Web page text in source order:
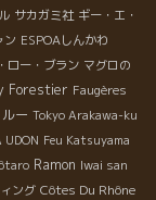
サカガミ社 ギー・エ・
ン ESPOAしんかわ
ロー・ブラン マグロの
Forestier Faugères
ー Tokyo Arakawa-ku
UDON Feu Katsuyama
Ramon Iwai san
ング Côtes Du Rhône